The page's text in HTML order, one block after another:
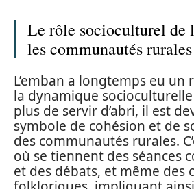
Le rôle socioculturel de
les communautés rurales
L’emban a longtemps eu un
la dynamique
plus de servir d’abri, il est
symbole de cohésion et de
des communautés rurales.
où se tiennent des séances
et des débats, et même des